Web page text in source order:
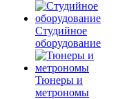
Студийное
оборудование
Тюнеры и
метрономы